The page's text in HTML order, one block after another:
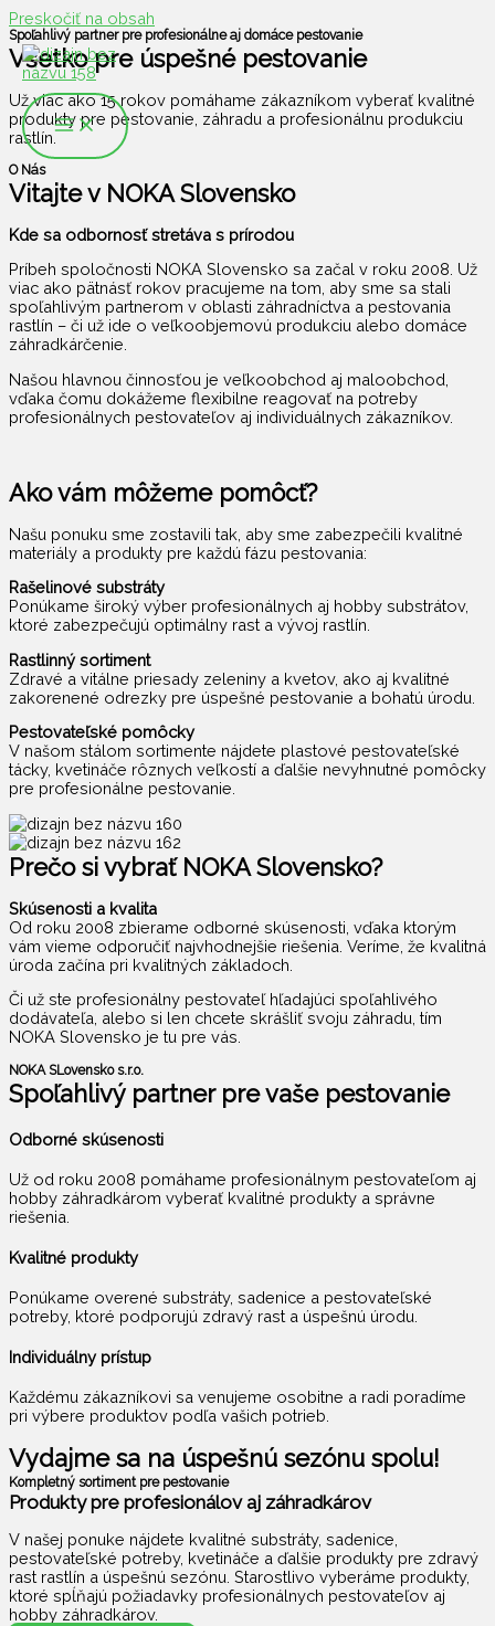
Preskočiť na obsah
Spoľahlivý partner pre profesionálne aj domáce pestovanie
Všetko pre úspešné pestovanie
Už viac ako 15 rokov pomáhame zákazníkom vyberať kvalitné
produkty pre pestovanie, záhradu a profesionálnu produkciu
rastlín.
O Nás
Vitajte v NOKA Slovensko ​
Kde sa odbornosť stretáva s prírodou
Príbeh spoločnosti NOKA Slovensko sa začal v roku 2008. Už
viac ako pätnásť rokov pracujeme na tom, aby sme sa stali
spoľahlivým partnerom v oblasti záhradníctva a pestovania
rastlín – či už ide o veľkoobjemovú produkciu alebo domáce
záhradkárčenie.
Našou hlavnou činnosťou je veľkoobchod aj maloobchod,
vďaka čomu dokážeme flexibilne reagovať na potreby
profesionálnych pestovateľov aj individuálnych zákazníkov.
Ako vám môžeme pomôcť?
Našu ponuku sme zostavili tak, aby sme zabezpečili kvalitné
materiály a produkty pre každú fázu pestovania:
Rašelinové substráty
Ponúkame široký výber profesionálnych aj hobby substrátov,
ktoré zabezpečujú optimálny rast a vývoj rastlín.
Rastlinný sortiment
Zdravé a vitálne priesady zeleniny a kvetov, ako aj kvalitné
zakorenené odrezky pre úspešné pestovanie a bohatú úrodu.
Pestovateľské pomôcky
V našom stálom sortimente nájdete plastové pestovateľské
tácky, kvetináče rôznych veľkostí a ďalšie nevyhnutné pomôcky
pre profesionálne pestovanie.
Prečo si vybrať NOKA Slovensko?
Skúsenosti a kvalita
Od roku 2008 zbierame odborné skúsenosti, vďaka ktorým
vám vieme odporučiť najvhodnejšie riešenia. Veríme, že kvalitná
úroda začína pri kvalitných základoch.
Či už ste profesionálny pestovateľ hľadajúci spoľahlivého
dodávateľa, alebo si len chcete skrášliť svoju záhradu, tím
NOKA Slovensko je tu pre vás.
NOKA SLovensko s.r.o.
Spoľahlivý partner pre vaše pestovanie
Odborné skúsenosti
Už od roku 2008 pomáhame profesionálnym pestovateľom aj
hobby záhradkárom vyberať kvalitné produkty a správne
riešenia.
Kvalitné produkty
Ponúkame overené substráty, sadenice a pestovateľské
potreby, ktoré podporujú zdravý rast a úspešnú úrodu.
Individuálny prístup
Každému zákazníkovi sa venujeme osobitne a radi poradíme
pri výbere produktov podľa vašich potrieb.
Vydajme sa na úspešnú sezónu spolu!
Kompletný sortiment pre pestovanie
Produkty pre profesionálov aj záhradkárov
V našej ponuke nájdete kvalitné substráty, sadenice,
pestovateľské potreby, kvetináče a ďalšie produkty pre zdravý
rast rastlín a úspešnú sezónu. Starostlivo vyberáme produkty,
ktoré spĺňajú požiadavky profesionálnych pestovateľov aj
hobby záhradkárov.